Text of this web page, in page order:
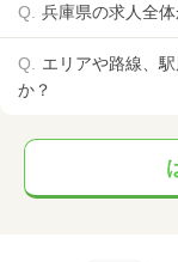
兵庫県の求人全
エリアや路線、
か？